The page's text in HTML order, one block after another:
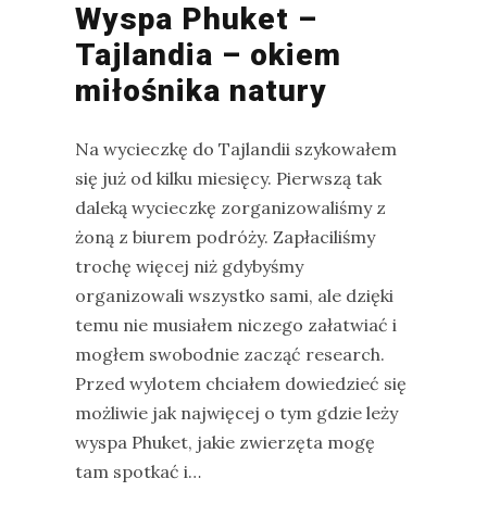
Wyspa Phuket –
Tajlandia – okiem
miłośnika natury
Na wycieczkę do Tajlandii szykowałem
się już od kilku miesięcy. Pierwszą tak
daleką wycieczkę zorganizowaliśmy z
żoną z biurem podróży. Zapłaciliśmy
trochę więcej niż gdybyśmy
organizowali wszystko sami, ale dzięki
temu nie musiałem niczego załatwiać i
mogłem swobodnie zacząć research.
Przed wylotem chciałem dowiedzieć się
możliwie jak najwięcej o tym gdzie leży
wyspa Phuket, jakie zwierzęta mogę
tam spotkać i…